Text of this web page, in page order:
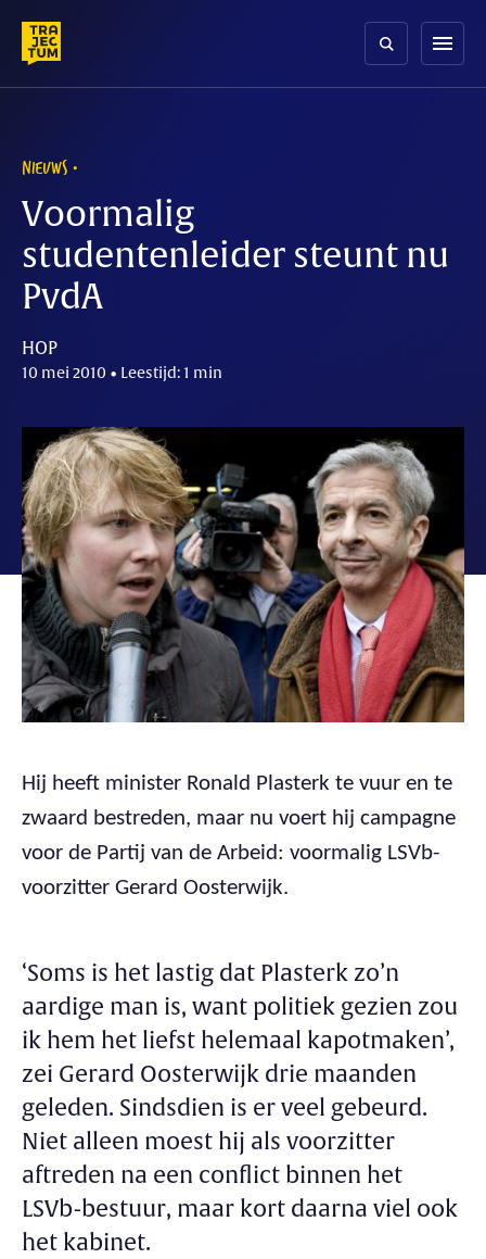
content
menu
NIEUWS
Voormalig
studentenleider steunt nu
PvdA
HOP
10 mei 2010 • Leestijd: 1 min
Hij heeft minister Ronald Plasterk te vuur en te
zwaard bestreden, maar nu voert hij campagne
voor de Partij van de Arbeid: voormalig LSVb-
voorzitter Gerard Oosterwijk.
‘Soms is het lastig dat Plasterk zo’n
aardige man is, want politiek gezien zou
ik hem het liefst helemaal kapotmaken’,
zei Gerard Oosterwijk drie maanden
geleden. Sindsdien is er veel gebeurd.
Niet alleen moest hij als voorzitter
aftreden na een conflict binnen het
LSVb-bestuur, maar kort daarna viel ook
het kabinet.